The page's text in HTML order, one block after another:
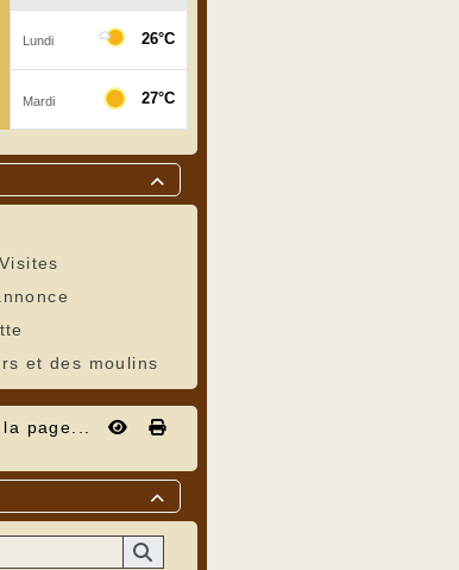

et des moulins
page...
